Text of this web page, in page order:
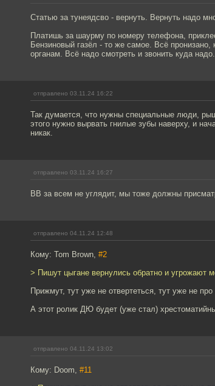
Статью за тунеядсво - вернуть. Вернуть надо
Платишь за шаурму по номеру телефона,
Бензиновый газёл - то же самое. Всё
органам. Всё надо смотреть и звонить куда
отправлено 03.11.24 16:22
Так думается, что нужны специальные люди,
этого нужно вырвать гнилые зубы наверху, и
никак.
отправлено 03.11.24 16:27
ВВ за всем не углядит, мы тоже должны
отправлено 04.11.24 12:48
Кому: Tom Brown, #2
> Пишут цыгане вернулись обратно и угрожают
Прижмут, тут уже не отвертеться, тут уже не
А этот ролик ДЮ будет (уже стал)
отправлено 04.11.24 13:02
Кому: Doom, #11